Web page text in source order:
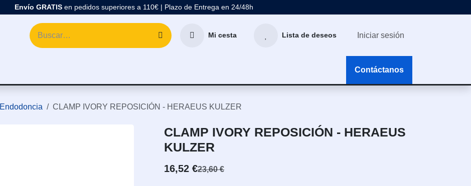
Envío GRATIS en pedidos superiores a 110€ | Plazo de Entrega en 24/48h
Mi cesta Lista de deseos Iniciar sesión
Contáctanos
Endodoncia CLAMP IVORY REPOSICIÓN - HERAEUS KULZER
CLAMP IVORY REPOSICIÓN - HERAEUS
KULZER
16,52 €23,60€